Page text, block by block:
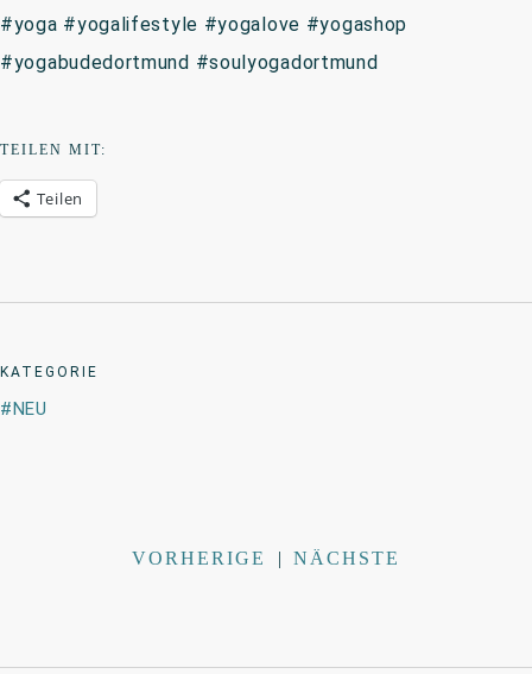
#yoga #yogalifestyle #yogalove #yogashop
#yogabudedortmund #soulyogadortmund
TEILEN MIT:
Teilen
KATEGORIE
NEU
VORHERIGE | NÄCHSTE